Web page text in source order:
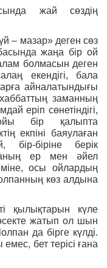
жай сөздің
– мазар» деген сөз
жаңа бір ой
болмасын деген
екендігі, бала
айналатындығы
заманның
еріп сөнетіндігі,
бір қалыпта
екпіні баяулаған
бір-біріне берік
ер мен әйел
осы ойлардың
көз алдына
қылықтарын күле
жатып ол шын
да бірге күлді.
бет терісі ғана